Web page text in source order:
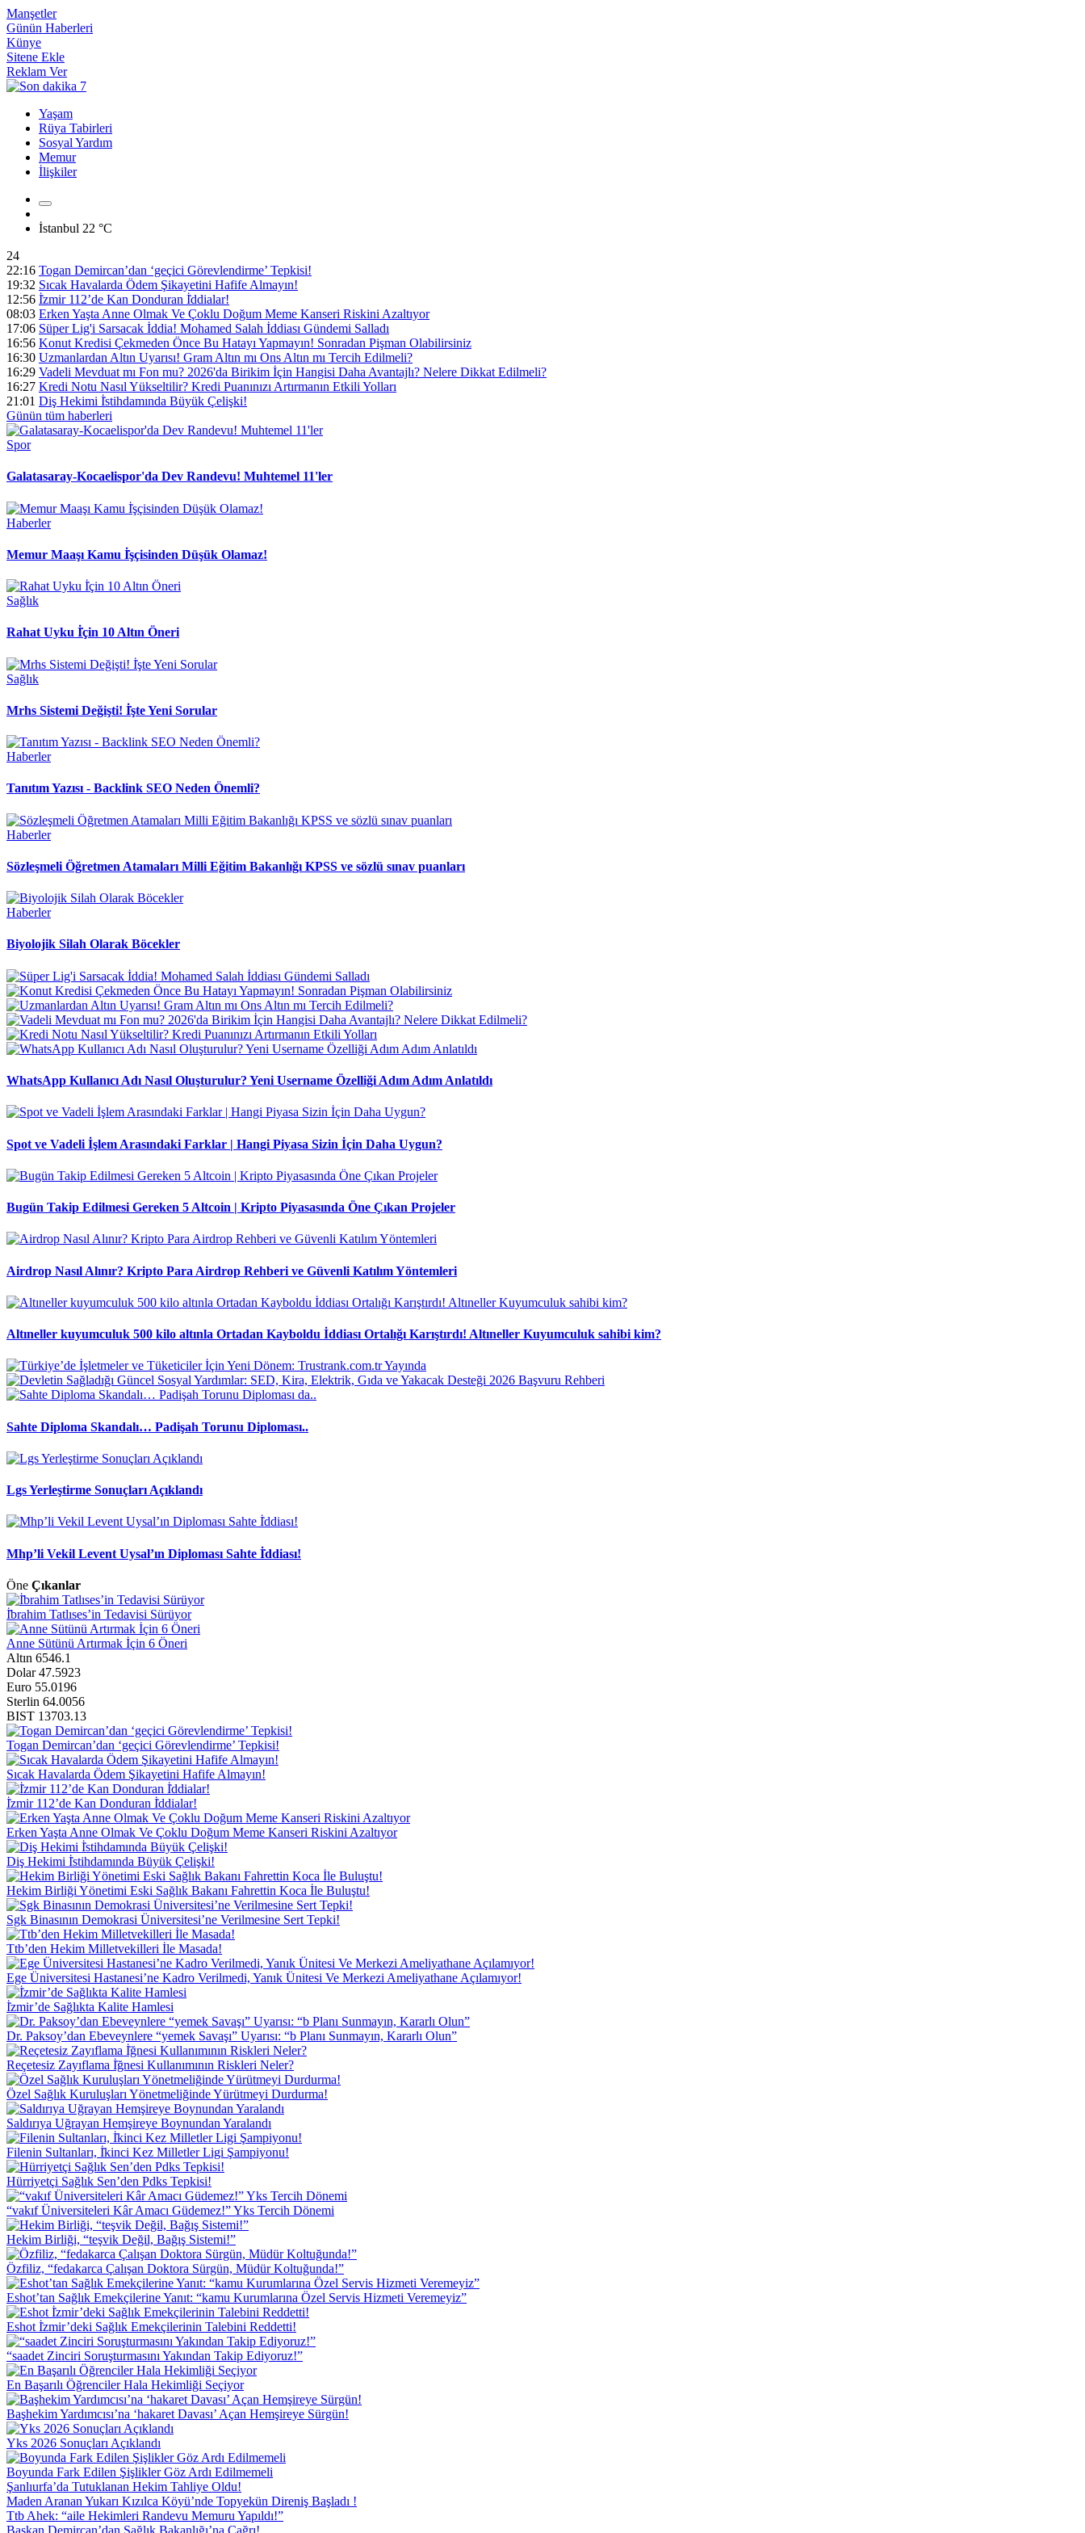
Manşetler
Günün Haberleri
Künye
Sitene Ekle
Reklam Ver
Yaşam
Rüya Tabirleri
Sosyal Yardım
Memur
İlişkiler
İstanbul 22 °C
24
22:16 Togan Demircan’dan ‘geçici Görevlendirme’ Tepkisi!
19:32 Sıcak Havalarda Ödem Şikayetini Hafife Almayın!
12:56 İ̇zmir 112’de Kan Donduran İ̇ddialar!
08:03 Erken Yaşta Anne Olmak Ve Çoklu Doğum Meme Kanseri Riskini Azaltıyor
17:06 Süper Lig'i Sarsacak İddia! Mohamed Salah İddiası Gündemi Salladı
16:56 Konut Kredisi Çekmeden Önce Bu Hatayı Yapmayın! Sonradan Pişman Olabilirsiniz
16:30 Uzmanlardan Altın Uyarısı! Gram Altın mı Ons Altın mı Tercih Edilmeli?
16:29 Vadeli Mevduat mı Fon mu? 2026'da Birikim İçin Hangisi Daha Avantajlı? Nelere Dikkat Edilmeli?
16:27 Kredi Notu Nasıl Yükseltilir? Kredi Puanınızı Artırmanın Etkili Yolları
21:01 Diş Hekimi İ̇stihdamında Büyük Çelişki!
Günün tüm haberleri
Spor
Galatasaray-Kocaelispor'da Dev Randevu! Muhtemel 11'ler
Haberler
Memur Maaşı Kamu İ̇şçisinden Düşük Olamaz!
Sağlık
Rahat Uyku İ̇çin 10 Altın Öneri
Sağlık
Mrhs Sistemi Değişti! İ̇şte Yeni Sorular
Haberler
Tanıtım Yazısı - Backlink SEO Neden Önemli?
Haberler
Sözleşmeli Öğretmen Atamaları Milli Eğitim Bakanlığı KPSS ve sözlü sınav puanları
Haberler
Biyolojik Silah Olarak Böcekler
WhatsApp Kullanıcı Adı Nasıl Oluşturulur? Yeni Username Özelliği Adım Adım Anlatıldı
Spot ve Vadeli İşlem Arasındaki Farklar | Hangi Piyasa Sizin İçin Daha Uygun?
Bugün Takip Edilmesi Gereken 5 Altcoin | Kripto Piyasasında Öne Çıkan Projeler
Airdrop Nasıl Alınır? Kripto Para Airdrop Rehberi ve Güvenli Katılım Yöntemleri
Altıneller kuyumculuk 500 kilo altınla Ortadan Kayboldu İddiası Ortalığı Karıştırdı! Altıneller Kuyumculuk sahibi kim?
Sahte Diploma Skandalı… Padişah Torunu Diploması..
Lgs Yerleştirme Sonuçları Açıklandı
Mhp’li Vekil Levent Uysal’ın Diploması Sahte İ̇ddiası!
Öne Çıkanlar
İ̇brahim Tatlıses’in Tedavisi Sürüyor
Anne Sütünü Artırmak İçin 6 Öneri
Altın 6546.1
Dolar47.5923
Euro 55.0196
Sterlin 64.0056
BIST 13703.13
Togan Demircan’dan ‘geçici Görevlendirme’ Tepkisi!
Sıcak Havalarda Ödem Şikayetini Hafife Almayın!
İ̇zmir 112’de Kan Donduran İ̇ddialar!
Erken Yaşta Anne Olmak Ve Çoklu Doğum Meme Kanseri Riskini Azaltıyor
Diş Hekimi İ̇stihdamında Büyük Çelişki!
Hekim Birliği Yönetimi Eski Sağlık Bakanı Fahrettin Koca İle Buluştu!
Sgk Binasının Demokrasi Üniversitesi’ne Verilmesine Sert Tepki!
Ttb’den Hekim Milletvekilleri İle Masada!
Ege Üniversitesi Hastanesi’ne Kadro Verilmedi, Yanık Ünitesi Ve Merkezi Ameliyathane Açılamıyor!
İ̇zmir’de Sağlıkta Kalite Hamlesi
Dr. Paksoy’dan Ebeveynlere “yemek Savaşı” Uyarısı: “b Planı Sunmayın, Kararlı Olun”
Reçetesiz Zayıflama İ̇ğnesi Kullanımının Riskleri Neler?
Özel Sağlık Kuruluşları Yönetmeliğinde Yürütmeyi Durdurma!
Saldırıya Uğrayan Hemşireye Boynundan Yaralandı
Filenin Sultanları, İ̇kinci Kez Milletler Ligi Şampiyonu!
Hürriyetçi Sağlık Sen’den Pdks Tepkisi!
“vakıf Üniversiteleri Kâr Amacı Güdemez!” Yks Tercih Dönemi
Hekim Birliği, “teşvik Değil, Bağış Sistemi!”
Özfiliz, “fedakarca Çalışan Doktora Sürgün, Müdür Koltuğunda!”
Eshot’tan Sağlık Emekçilerine Yanıt: “kamu Kurumlarına Özel Servis Hizmeti Veremeyiz”
Eshot İ̇zmir’deki Sağlık Emekçilerinin Talebini Reddetti!
“saadet Zinciri Soruşturmasını Yakından Takip Ediyoruz!”
En Başarılı Öğrenciler Hala Hekimliği Seçiyor
Başhekim Yardımcısı’na ‘hakaret Davası’ Açan Hemşireye Sürgün!
Yks 2026 Sonuçları Açıklandı
Boyunda Fark Edilen Şişlikler Göz Ardı Edilmemeli
Şanlıurfa’da Tutuklanan Hekim Tahliye Oldu!
Maden Aranan Yukarı Kızılca Köyü’nde Topyekün Direniş Başladı !
Ttb Ahek: “aile Hekimleri Randevu Memuru Yapıldı!”
Başkan Demircan’dan Sağlık Bakanlığı’na Çağrı!